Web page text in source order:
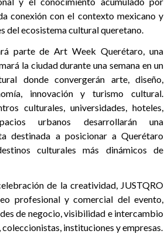
conexión con el contexto mexicano y
del ecosistema cultural queretano.
parte de Art Week Querétaro, una
la ciudad durante una semana en un
donde convergerán arte, diseño,
innovación y turismo cultural.
culturales, universidades, hoteles,
urbanos desarrollarán una
destinada a posicionar a Querétaro
culturales más dinámicos de
de la creatividad, JUSTQRO
profesional y comercial del evento,
de negocio, visibilidad e intercambio
instituciones y empresas.